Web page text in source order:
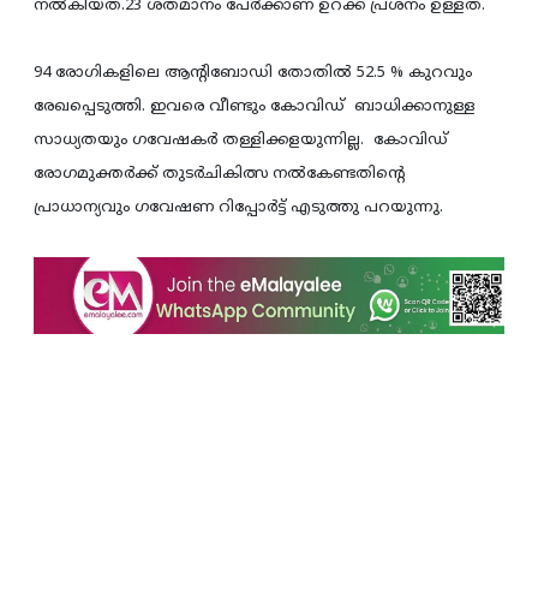
നല്‍കിയത്.23 ശതമാനം പേര്‍ക്കാണ് ഉറക്ക പ്രശ്‌നം ഉള്ളത്.
94 രോഗികളിലെ ആന്റിബോഡി തോതില്‍ 52.5 % കുറവും
രേഖപ്പെടുത്തി. ഇവരെ വീണ്ടും കോവിഡ് ബാധിക്കാനുള്ള
സാധ്യതയും ഗവേഷകര്‍ തള്ളിക്കളയുന്നില്ല. കോവിഡ്
രോഗമുക്തര്‍ക്ക് തുടര്‍ചികിത്സ നല്‍കേണ്ടതിന്റെ
പ്രാധാന്യവും ഗവേഷണ റിപ്പോര്‍ട്ട് എടുത്തു പറയുന്നു.